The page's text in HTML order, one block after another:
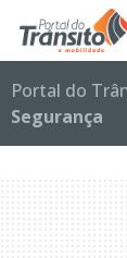
Portal do
Segurança